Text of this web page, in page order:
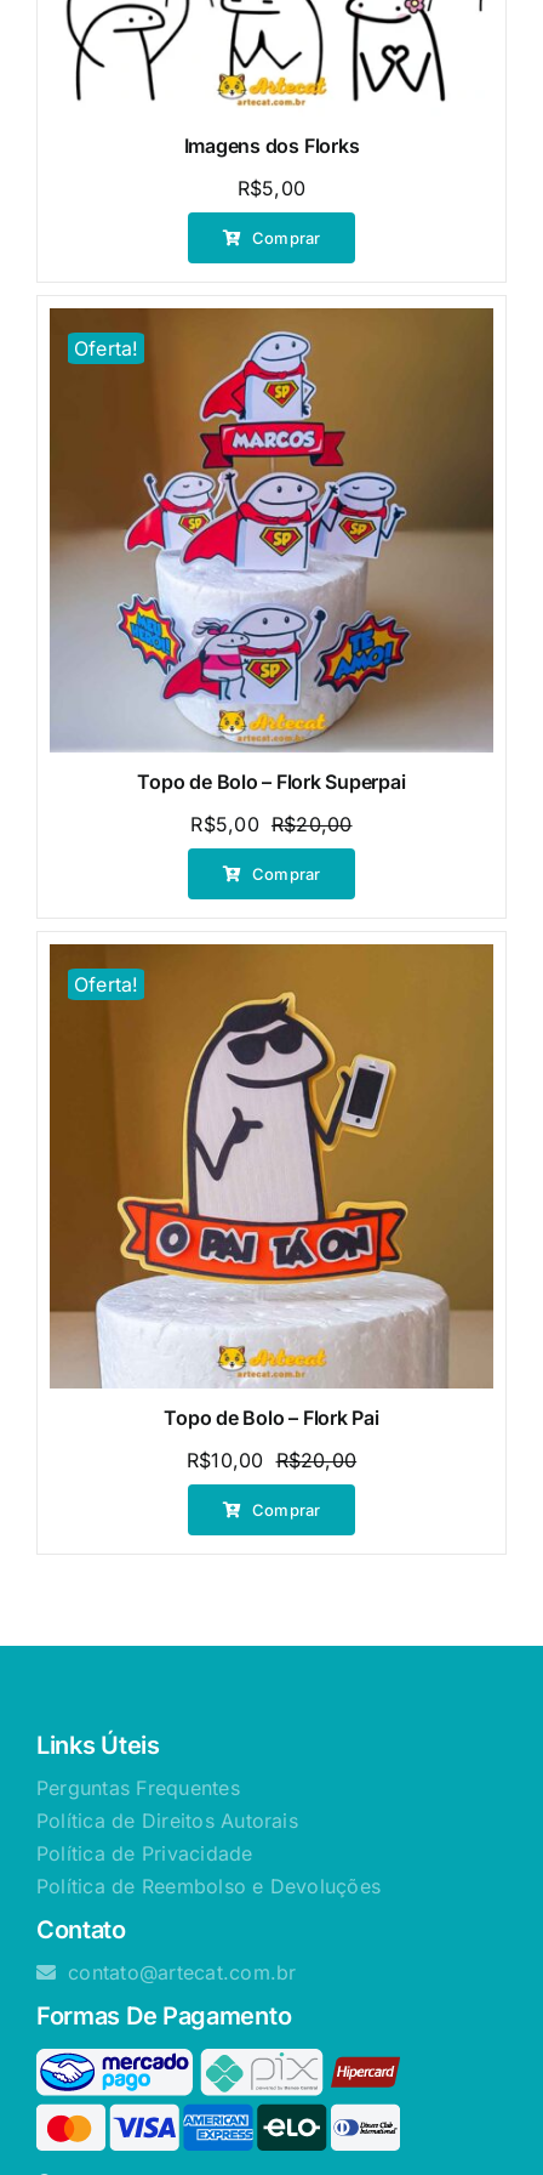
Imagens dos Florks
R$5,00
Comprar
Oferta!
Topo de Bolo – Flork Superpai
R$20,00O
preço
era:
R$5,00
O
preço
é:
Comprar
Oferta!
Topo de Bolo – Flork Pai
R$20,00O
preço
R$10,00
O
preço
Comprar
Links Úteis
Perguntas Frequentes
Política de Direitos Autorais
Política de Privacidade
Política de Reembolso e Devoluções
Contato
contato@artecat.com.br
Formas De Pagamento